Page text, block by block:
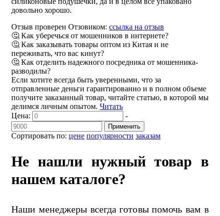
довольно хорошо.
Отзыв проверен Отзовиком: ссылка на отзыв
🤔 Как уберечься от мошенников в интернете?
🤔 Как заказывать товары оптом из Китая и не
переживать, что вас кинут?
🤔 Как отделить надежного посредника от мошенника-
разводилы?
Если хотите всегда быть уверенными, что за
отправленные деньги гарантированно и в полном объеме
получите заказанный товар, читайте статью, в которой мы
делимся личным опытом. Читать
Сортировать по: цене популярности заказам
Цена: -
Применить
Не нашли нужный товар в
нашем каталоге?
Наши менеджеры всегда готовы помочь вам в